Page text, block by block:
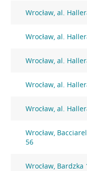
Wrocław, al.
Wrocław, al.
Wrocław, al.
Wrocław, al.
Wrocław, al.
Wrocław,
56
Wrocław, Bardzka